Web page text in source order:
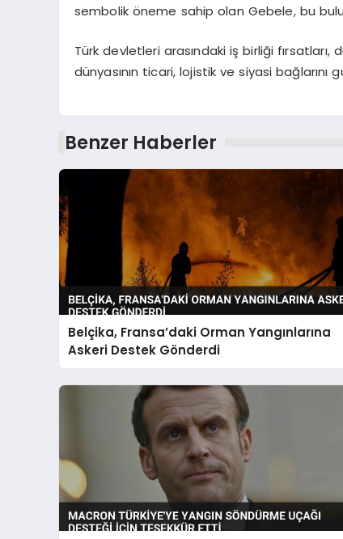
sembolik öneme sahip olan Gebele, bu
Türk devletleri arasındaki iş birliği
dünyasının ticari, lojistik ve siyasi bağlarını
Benzer Haberler
Belçika, Fransa’daki Orman Yangınlarına
Askeri Destek Gönderdi